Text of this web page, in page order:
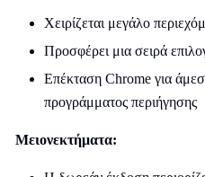
Χειρίζεται μεγάλο
Προσφέρει μια σειρά
Επέκταση Chrome για
προγράμματος περιήγησης
Μειονεκτήματα: